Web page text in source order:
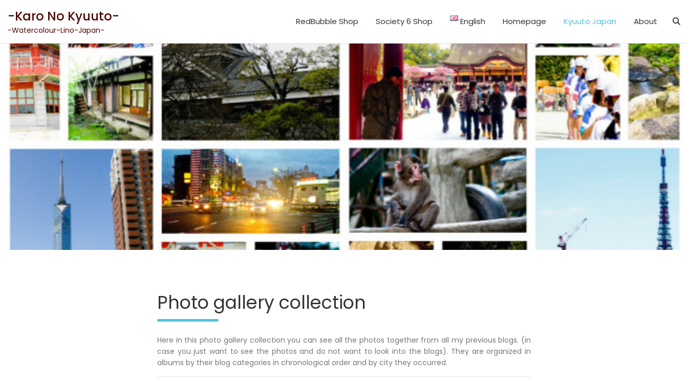
content
-Karo No Kyuuto-
-Watercolour-Lino-Japan-
RedBubble Shop Society 6 Shop English Homepage Kyuuto Japan About
Photo gallery collection
Here in this photo gallery collection you can see all the photos together from all my previous blogs. (in
case you just want to see the photos and do not want to look into the blogs). They are organized in
albums by their blog categories in chronological order and by city they occurred.